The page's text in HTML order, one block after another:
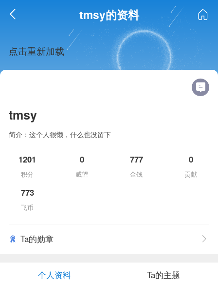
tmsy的资料
点击重新加载
tmsy
简介：这个人很懒，什么也没留下
1201
积分
0
威望
777
金钱
0
贡献
773
飞币
Ta的勋章
个人资料 Ta的主题